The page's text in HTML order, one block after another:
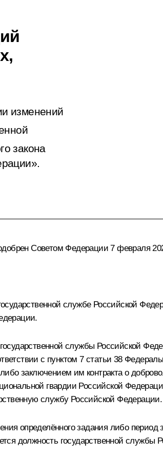
изменений
закона
Советом Федерации 7 февраля
службе Российской
службы Российской
с пунктом 7 статьи 38
заключением им контракта о
гвардии Российской
службу Российской Федерации.
определённого задания либо
должность государственной службы